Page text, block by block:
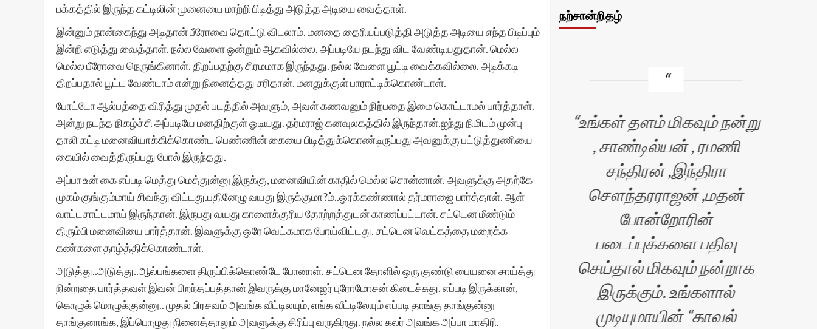
பக்கத்தில் இருந்த கட்டிலின் முனையை மாற்றி பிடித்து அடுத்த அடியை வைத்தாள்.
இன்னும் நான்கைந்து அடிதான் பீரோவை தொட்டு விடலாம். மனதை தைரியப்படுத்தி அடுத்த அடியை எந்த பிடிப்பும்
இன்றி எடுத்து வைத்தாள். நல்ல வேளை ஒன்றும் ஆகவில்லை. அப்படியே நடந்து விட வேண்டியதுதான். மெல்ல
மெல்ல பீரோவை நெருங்கினாள். திறப்பதற்கு சிரமமாக இருந்தது. நல்ல வேளை பூட்டி வைக்கவில்லை. அடிக்கடி
திறப்பதால் பூட்ட வேண்டாம் என்று நினைத்தது சரிதான். மனதுக்குள் பாராட்டிக்கொண்டாள்.
போட்டோ ஆல்பத்தை விரித்து முதல் படத்தில் அவளும், அவள் கணவனும் நிற்பதை இமை கொட்டாமல் பார்த்தாள்.
அன்று நடந்த நிகழ்ச்சி அப்படியே மனதிற்குள் ஓடியது. தர்மராஜ் கனவுலகத்தில் இருந்தான்.ஐந்து நிமிடம் முன்பு
தாலி கட்டி மனைவியாக்கிக்கொண்ட பெண்ணின் கையை பிடித்துக்கொண்டிருப்பது அவனுக்கு பட்டுத்துணியை
கையில் வைத்திருப்பது போல் இருந்தது.
அப்பா உன் கை எப்படி மெத்து மெத்துன்னு இருக்கு, மனைவியின் காதில் மெல்ல சொன்னான். அவளுக்கு அதற்கே
முகம் குங்கும்மாய் சிவந்து விட்டது.பதினேழு வயது இருக்குமா?ம்..ஓரக்கண்ணால் தர்மராஜை பார்த்தாள். ஆள்
வாட்டசாட்டமாய் இருந்தான். இருபது வயது காளைக்குரிய தோற்றத்துடன் காணப்பட்டான். சட்டென மீண்டும்
திரும்பி மனைவியை பார்த்தான். இவளுக்கு ஒரே வெட்கமாக போய்விட்டது. சட்டென வெட்கத்தை மறைக்க
கண்களை தாழ்த்திக்கொண்டாள்.
அடுத்து..அடுத்து..ஆல்பங்களை திருப்பிக்கொண்டே போனாள். சட்டென தோளில் ஒரு குண்டு பையனை சாய்த்து
நின்றதை பார்த்தவள் இவன் பிறந்தப்பத்தான் இவருக்கு மானேஜர் புரோமோசன் கிடைச்சுது. எப்படி இருக்கான்,
கொழுக் மொழுக்குன்னு.. முதல் பிரசவம் அவங்க வீட்டிலயும், எங்க வீட்டிலேயும் எப்படி தாங்கு தாங்குன்னு
தாங்குனாங்க, இப்பொழுது நினைத்தாலும் அவளுக்கு சிரிப்பு வருகிறது. நல்ல கலர் அவங்க அப்பா மாதிரி.
நற்சான்றிதழ்
நன்றி!உண்மையில்
வரவேற்க வேண்டிய சிறந்த
விடயம். எமது ஆக்கங்களை
இப்படியும் பிரபல படுத்தலாம்
என அறிந்து பெருமையும்
மகிழ்ச்சியும்
கொள்கின்றேன். வளர்க
வளர்க அனைத்துலக
சிறப்பும் வளரட்டும்
உங்கள் தளம் மிகவும் நன்று
, சாண்டில்யன் , ரமணி
சந்திரன் ,இந்திரா
சௌந்தரராஜன் ,மதன்
போன்றோரின்
படைப்புக்களை பதிவு
செய்தால் மிகவும் நன்றாக
இருக்கும். உங்களால்
முடியுமாயின் “காவல்